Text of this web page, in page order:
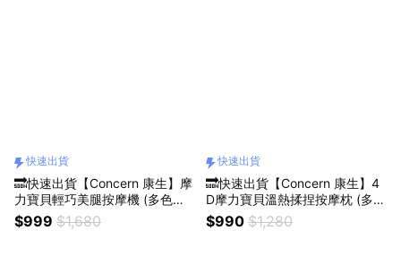
快速出貨
🔜快速出貨【Concern 康生】摩
力寶貝輕巧美腿按摩機 (多色任
選)
$999 $1,680
快速出貨
🔜快速出貨【Concern 康生】4
D摩力寶貝溫熱揉捏按摩枕 (多色
任選)
$990 $1,280